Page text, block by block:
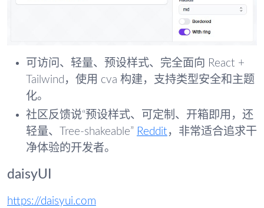
可访问、轻量、预设样式、完全面向 React +
Tailwind，使用 cva 构建，支持类型安全和主题
化。
社区反馈说“预设样式、可定制、开箱即用，还
轻量、Tree-shakeable” Reddit ，非常适合追求干
净体验的开发者。
daisyUI
https://daisyui.com